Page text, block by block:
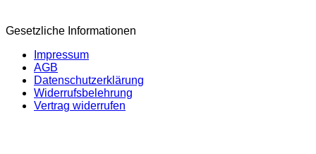
Gesetzliche Informationen
Impressum
AGB
Datenschutzerklärung
Widerrufsbelehrung
Vertrag widerrufen